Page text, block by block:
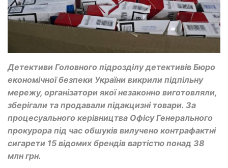
Детективи Головного підрозділу детективів Бюро
економічної безпеки України викрили підпільну
мережу, організатори якої незаконно виготовляли,
зберігали та продавали підакцизні товари. За
процесуального керівництва Офісу Генерального
прокурора під час обшуків вилучено контрафактні
сигарети 15 відомих брендів вартістю понад 38
млн грн.